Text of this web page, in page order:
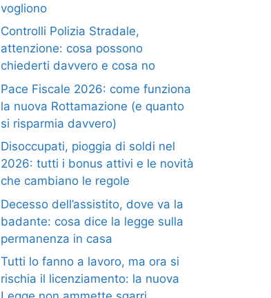
vogliono
Controlli Polizia Stradale,
attenzione: cosa possono
chiederti davvero e cosa no
Pace Fiscale 2026: come funziona
la nuova Rottamazione (e quanto
si risparmia davvero)
Disoccupati, pioggia di soldi nel
2026: tutti i bonus attivi e le novità
che cambiano le regole
Decesso dell’assistito, dove va la
badante: cosa dice la legge sulla
permanenza in casa
Tutti lo fanno a lavoro, ma ora si
rischia il licenziamento: la nuova